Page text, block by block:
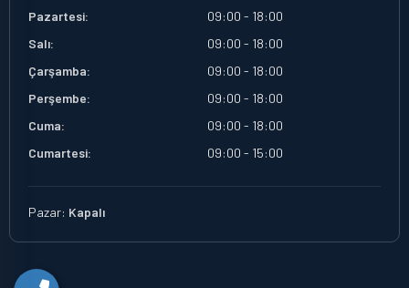
Pazartesi:
09:00 - 18:00
Salı:
09:00 - 18:00
Çarşamba:
09:00 - 18:00
Perşembe:
09:00 - 18:00
Cuma:
09:00 - 18:00
Cumartesi:
09:00 - 15:00
Pazar: Kapalı